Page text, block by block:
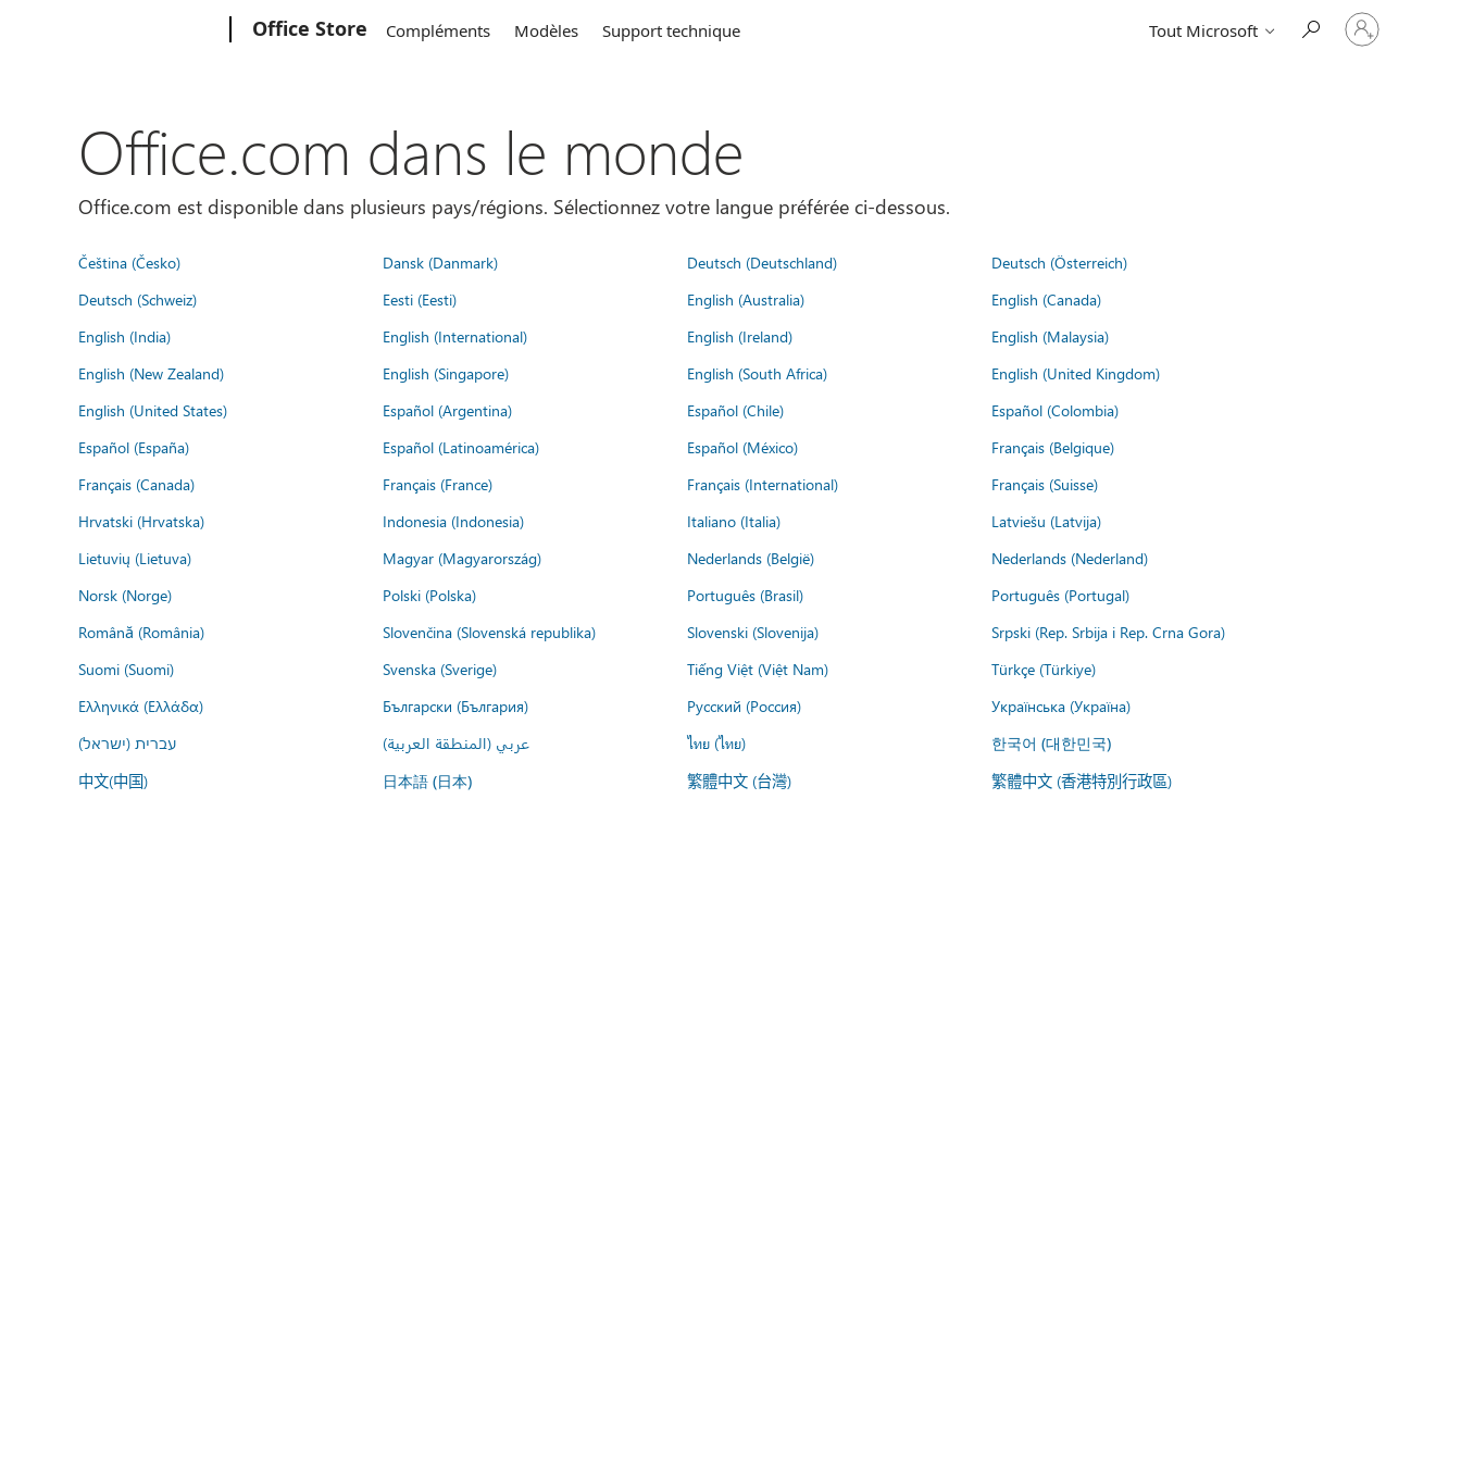
Office Store Compléments Modèles Support technique Tout Microsoft
Connectez-
vous
Office.com dans le monde
Office.com est disponible dans plusieurs pays/régions. Sélectionnez votre langue préférée ci-dessous.
Čeština (Česko) Dansk (Danmark) Deutsch (Deutschland)
Deutsch (Österreich)
Deutsch (Schweiz)
Eesti (Eesti) English (Australia)
English (Canada)
English (India)
English (International) English (Ireland)
English (Malaysia)
English (New Zealand)
English (Singapore) English (South Africa)
English (United Kingdom)
English (United States)
Español (Argentina) Español (Chile)
Español (Colombia)
Español (España)
Español (Latinoamérica) Español (México)
Français (Belgique)
Français (Canada)
Français (France) Français (International)
Français (Suisse)
Hrvatski (Hrvatska)
Indonesia (Indonesia) Italiano (Italia)
Latviešu (Latvija)
Lietuvių (Lietuva)
Magyar (Magyarország) Nederlands (België)
Nederlands (Nederland)
Norsk (Norge)
Polski (Polska) Português (Brasil)
Português (Portugal)
Română (România)
Slovenčina (Slovenská republika) Slovenski (Slovenija)
Srpski (Rep. Srbija i Rep. Crna Gora)
Suomi (Suomi)
Svenska (Sverige) Tiếng Việt (Việt Nam)
Türkçe (Türkiye)
Ελληνικά (Ελλάδα)
Български (България) Русский (Россия)
Українська (Україна)
עברית (ישראל)
عربي (المنطقة العربية) ไทย (ไทย) 한국어 (대한민국)
中文(中国) 日本語 (日本) 繁體中文 (台灣) 繁體中文 (香港特別行政區)